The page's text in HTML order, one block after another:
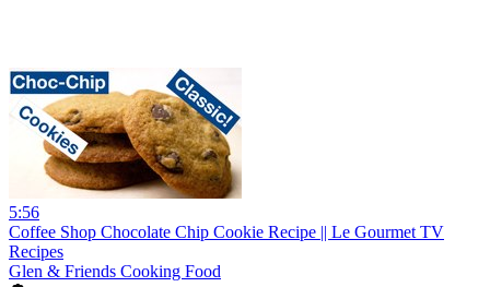
5:56
Coffee Shop Chocolate Chip Cookie Recipe || Le Gourmet TV
Recipes
Glen & Friends Cooking Food